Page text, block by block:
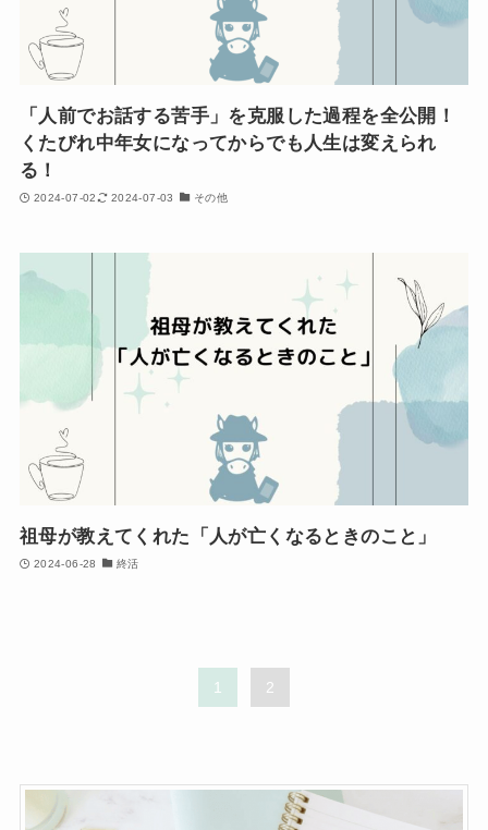
「人前でお話する苦手」を克服した過程を全公開！
くたびれ中年女になってからでも人生は変えられ
る！
2024-07-02 2024-07-03 その他
祖母が教えてくれた「人が亡くなるときのこと」
2024-06-28 終活
1 2